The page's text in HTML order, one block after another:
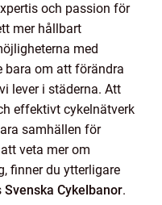
och passion för
mer hållbart
med
bara om att förändra
lever i städerna. Att
effektivt cykelnätverk
samhällen för
veta mer om
finner du ytterligare
Svenska Cykelbanor.